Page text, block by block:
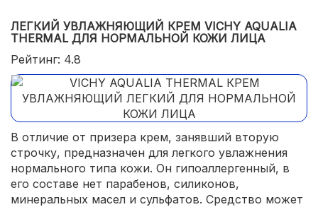
ЛЕГКИЙ УВЛАЖНЯЮЩИЙ КРЕМ VICHY AQUALIA
THERMAL ДЛЯ НОРМАЛЬНОЙ КОЖИ ЛИЦА
Рейтинг: 4.8
В отличие от призера крем, занявший вторую
строчку, предназначен для легкого увлажнения
нормального типа кожи. Он гипоаллергенный, в
его составе нет парабенов, силиконов,
минеральных масел и сульфатов. Средство может